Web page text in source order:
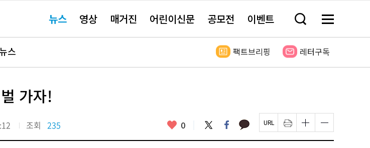
요뉴스 영상 매거진 어린이신문 공모전 이벤트 검
창
기
메
전
보
스 팩트브리핑 레터구독
가자!
조회 235 좋
요
0 트
위
터
페
이
스
카
카 페
이
지
인
쇄
하
글
자
크
글
자
크